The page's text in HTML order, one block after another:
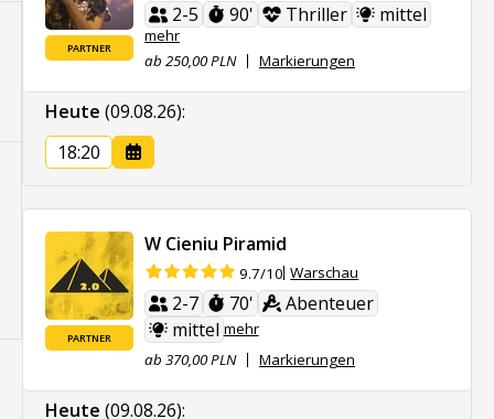
PARTNER
2-5 90' Thriller mittel
mehr
ab 250,00 PLN
Markierungen
Heute (09.08.26):
18:20
PARTNER
W Cieniu Piramid
9.7/10 Warschau
2-7 70'
Abenteuer
mittel mehr
ab 370,00 PLN
Markierungen
Heute (09.08.26):